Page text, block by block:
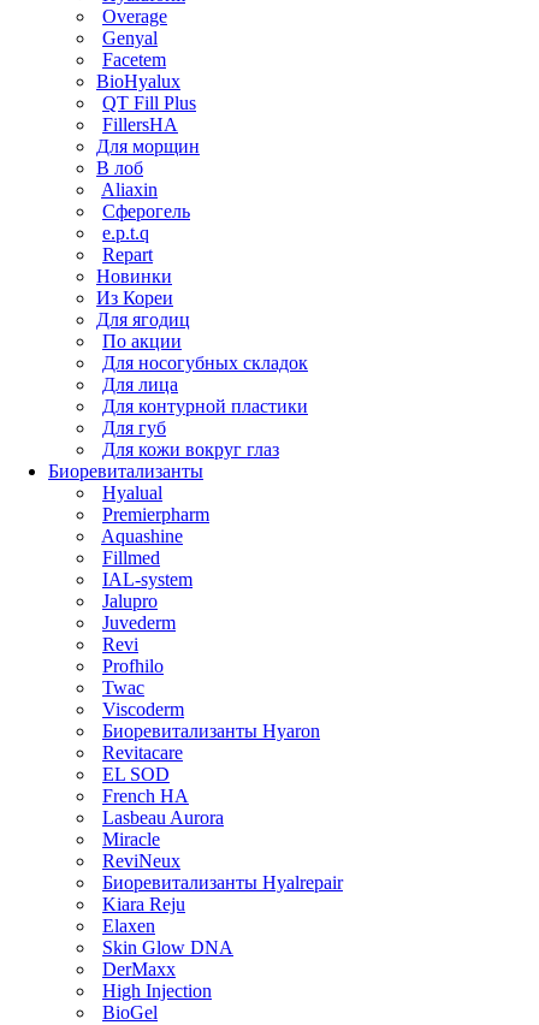
Overage
Genyal
Facetem
BioHyalux
QT Fill Plus
FillersHA
Для морщин
В лоб
Aliaxin
Сферогель
e.p.t.q
Repart
Новинки
Из Кореи
Для ягодиц
По акции
Для носогубных складок
Для лица
Для контурной пластики
Для губ
Для кожи вокруг глаз
Биоревитализанты
Hyalual
Premierpharm
Aquashine
Fillmed
IAL-system
Jalupro
Juvederm
Revi
Profhilo
Twac
Viscoderm
Биоревитализанты Hyaron
Revitacare
EL SOD
French HA
Lasbeau Aurora
Miracle
ReviNeux
Биоревитализанты Hyalrepair
Kiara Reju
Elaxen
Skin Glow DNA
DerMaxx
High Injection
BioGel